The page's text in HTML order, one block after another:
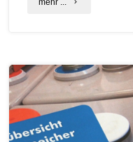
mehr ...
ISE:
Stromerzeugung